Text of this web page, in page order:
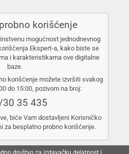
korišćenje
mogućnost jednodnevnog
Ekspert-a, kako biste se
i karakteristikama ove digitalne
baze.
korišćenje možete izvršiti svakog
do 15:00, pozivom na broj:
35 435
biće Vam dostavljeni Korisničko
za besplatno probno korišćenje.
društvo za izdavačku delatnost i